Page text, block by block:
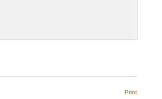
Print